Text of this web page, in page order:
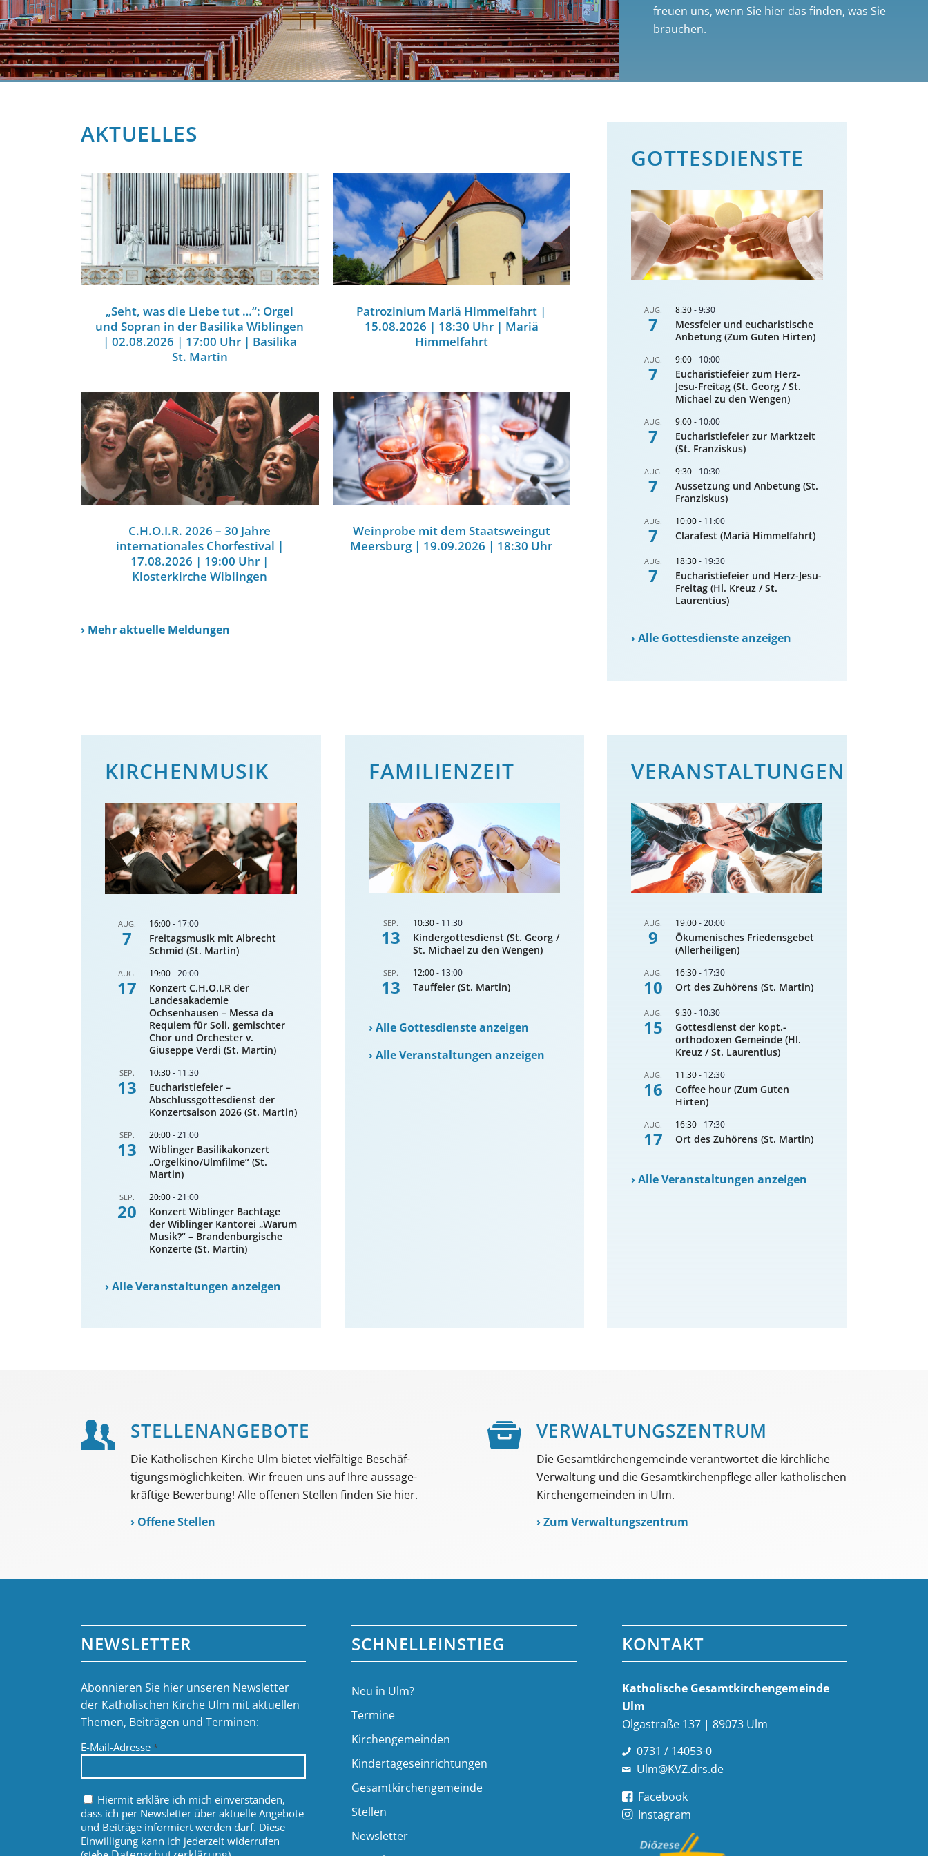
freuen uns, wenn Sie hier das finden, was Sie
brauchen.
AKTUELLES
„Seht, was die Liebe tut …“: Orgel
und Sopran in der Basilika Wiblingen
| 02.08.2026 | 17:00 Uhr | Basilika
St. Martin
Patrozinium Mariä Himmelfahrt |
15.08.2026 | 18:30 Uhr | Mariä
Himmelfahrt
C.H.O.I.R. 2026 – 30 Jahre
internationales Chorfestival |
17.08.2026 | 19:00 Uhr |
Klosterkirche Wiblingen
Weinprobe mit dem Staatsweingut
Meersburg | 19.09.2026 | 18:30 Uhr
› Mehr aktuelle Meldungen
GOTTES­DIENSTE
AUG.
7
8:30-9:30
Messfeier und eucharistische
Anbetung (Zum Guten Hirten)
AUG.
7
9:00- 10:00
Eucharistiefeier zum Herz-
Jesu-Freitag (St. Georg / St.
Michael zu den Wengen)
AUG.
7
9:00- 10:00
Eucharistiefeier zur Marktzeit
(St. Franziskus)
AUG.
7
9:30- 10:30
Aussetzung und Anbetung (St.
Franziskus)
AUG.
7
10:00- 11:00
Clarafest (Mariä Himmelfahrt)
AUG.
7
18:30- 19:30
Eucharistiefeier und Herz-Jesu-
Freitag (Hl. Kreuz / St.
Laurentius)
›Alle Gottesdienste anzeigen
KIRCHENMUSIK
AUG.
7
16:00- 17:00
Freitagsmusik mit Albrecht
Schmid (St. Martin)
AUG.
17
19:00-20:00
Konzert C.H.O.I.R der
Landesakademie
Ochsenhausen – Messa da
Requiem für Soli, gemischter
Chor und Orchester v.
Giuseppe Verdi (St. Martin)
SEP.
13
10:30- 11:30
Eucharistiefeier –
Abschlussgottesdienst der
Konzertsaison 2026 (St. Martin)
SEP.
13
20:00-21:00
Wiblinger Basilikakonzert
„Orgelkino/Ulmfilme“ (St.
Martin)
SEP.
20
20:00-21:00
Konzert Wiblinger Bachtage
der Wiblinger Kantorei „Warum
Musik?“ – Brandenburgische
Konzerte (St. Martin)
›Alle Veranstaltungen anzeigen
FAMILIENZEIT
SEP.
13
10:30- 11:30
Kindergottesdienst (St. Georg /
St. Michael zu den Wengen)
SEP.
13
12:00- 13:00
Tauffeier (St. Martin)
›Alle Gottesdienste anzeigen
›Alle Veranstaltungen anzeigen
VERANSTALTUNGEN
AUG.
9
19:00-20:00
Ökumenisches Friedensgebet
(Allerheiligen)
AUG.
10
16:30- 17:30
Ort des Zuhörens (St. Martin)
AUG.
15
9:30- 10:30
Gottesdienst der kopt.-
orthodoxen Gemeinde (Hl.
Kreuz / St. Laurentius)
AUG.
16
11:30- 12:30
Coffee hour (Zum Guten
Hirten)
AUG.
17
16:30- 17:30
Ort des Zuhörens (St. Martin)
›Alle Veranstaltungen anzeigen
STELLEN­ANGEBOTE
Die Katholischen Kirche Ulm bietet viel­fältige Beschäf­
tigungs­möglich­keiten. Wir freuen uns auf Ihre aussage­
kräftige Bewerbung! Alle offenen Stellen finden Sie hier.
› Offene Stellen
VER­WALTUNGS­­ZENTRUM
Die Gesamtkirchengemeinde verantwortet die kirchliche
Verwaltung und die Gesamtkirchenpflege aller katholischen
Kirchengemeinden in Ulm.
›Zum Verwaltungszentrum
NEWSLETTER
Abonnieren Sie hier unseren Newsletter
der Katholischen Kirche Ulm mit aktuellen
Themen, Beiträgen und Terminen:
E-Mail-Adresse*
Hiermit erkläre ich mich einverstanden,
dass ich per Newsletter über aktuelle Angebote
und Beiträge informiert werden darf. Diese
Einwilligung kann ich jederzeit widerrufen
SCHNELLEINSTIEG
Neu in Ulm?
Termine
Kirchengemeinden
Kindertageseinrichtungen
Gesamtkirchengemeinde
Stellen
Newsletter
KONTAKT
Katholische Gesamt­kirchen­gemeinde
Ulm
Olgastraße 137 | 89073 Ulm
0731 / 14053-0
Ulm@KVZ.drs.de
Facebook
Instagram